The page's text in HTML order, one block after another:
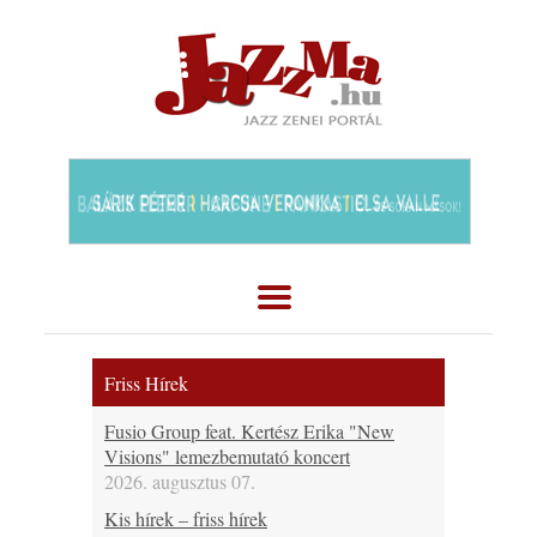
Friss Hírek
Fusio Group feat. Kertész Erika "New
Visions" lemezbemutató koncert
2026. augusztus 07.
Kis hírek – friss hírek